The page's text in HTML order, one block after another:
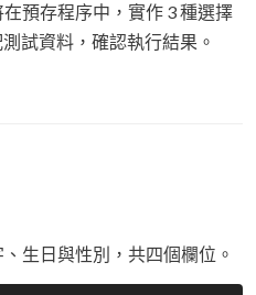
預存程序中，實作 3 種選擇
試資料，確認執行結果。
生日與性別，共四個欄位。